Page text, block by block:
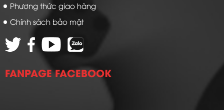
Phương thức giao hàng
Chính sách bảo mật
FANPAGE FACEBOOK